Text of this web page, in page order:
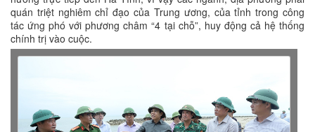
quán triệt nghiêm chỉ đạo của Trung ương, của tỉnh trong công
tác ứng phó với phương châm “4 tại chỗ”, huy động cả hệ thống
chính trị vào cuộc.